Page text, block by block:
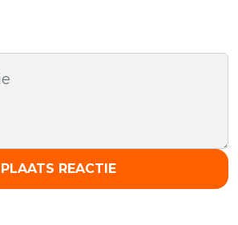
PLAATS REACTIE